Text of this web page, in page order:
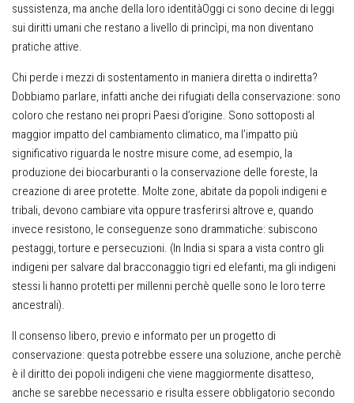
sussistenza, ma anche della loro identitàOggi ci sono decine di leggi
sui diritti umani che restano a livello di princìpi, ma non diventano
pratiche attive.
Chi perde i mezzi di sostentamento in maniera diretta o indiretta?
Dobbiamo parlare, infatti anche dei rifugiati della conservazione: sono
coloro che restano nei propri Paesi d’origine. Sono sottoposti al
maggior impatto del cambiamento climatico, ma l’impatto più
significativo riguarda le nostre misure come, ad esempio, la
produzione dei biocarburanti o la conservazione delle foreste, la
creazione di aree protette. Molte zone, abitate da popoli indigeni e
tribali, devono cambiare vita oppure trasferirsi altrove e, quando
invece resistono, le conseguenze sono drammatiche: subiscono
pestaggi, torture e persecuzioni. (In India si spara a vista contro gli
indigeni per salvare dal bracconaggio tigri ed elefanti, ma gli indigeni
stessi li hanno protetti per millenni perchè quelle sono le loro terre
ancestrali).
Il consenso libero, previo e informato per un progetto di
conservazione: questa potrebbe essere una soluzione, anche perchè
è il diritto dei popoli indigeni che viene maggiormente disatteso,
anche se sarebbe necessario e risulta essere obbligatorio secondo